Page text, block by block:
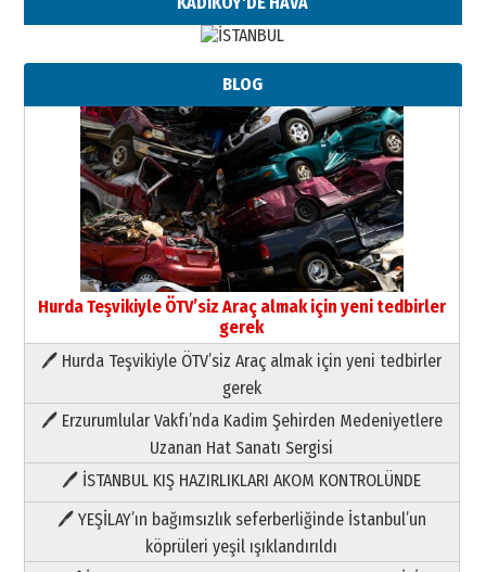
BLOG
Hurda Teşvikiyle ÖTV’siz Araç almak için yeni tedbirler
gerek
🖊 Hurda Teşvikiyle ÖTV’siz Araç almak için yeni tedbirler
gerek
🖊 Erzurumlular Vakfı’nda Kadim Şehirden Medeniyetlere
Uzanan Hat Sanatı Sergisi
🖊 İSTANBUL KIŞ HAZIRLIKLARI AKOM KONTROLÜNDE
🖊 YEŞİLAY’ın bağımsızlık seferberliğinde İstanbul’un
köprüleri yeşil ışıklandırıldı
Paranın Aile Kültüründeki Yeri
03 Ağustos 2026 Pazartesi
Yıldırım Gündoğdu
HAVVA’NIN ÜÇ KIZI
09 Temmuz 2026 Perşembe